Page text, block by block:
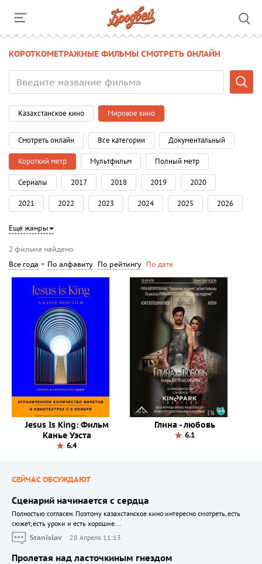
КОРОТКОМЕТРАЖНЫЕ ФИЛЬМЫ СМОТРЕТЬ ОНЛАЙН
Казахстанское кино Мировое кино
Смотреть онлайн Все категории Документальный
Короткий метр Мультфильм Полный метр
Сериалы 2017 2018 2019 2020
2021 2022 2023 2024 2025 2026
Ещё жанры
2 фильма найдено
Все года
По алфавиту По рейтингу По дате
Jesus Is King: Фильм
Канье Уэста
6.4
Глина - любовь
6.1
СЕЙЧАС ОБСУЖДАЮТ
Сценарий начинается с сердца
Полностью согласен. Поэтому казахстанское кино интересно смотреть, есть
сюжет, есть уроки и есть хорошие...
Stanislav
28 Апреля 11:13
Пролетая над ласточкиным гнездом